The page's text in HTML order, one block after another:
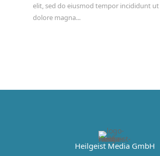
elit, sed do eiusmod tempor incididunt
dolore magna...
Heilgeist Media GmbH